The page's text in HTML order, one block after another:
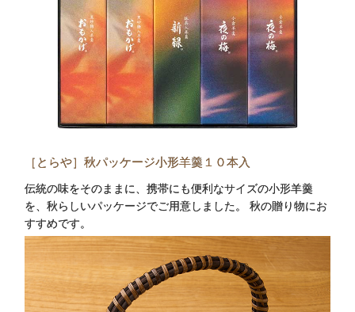
［とらや］秋パッケージ小形羊羹１０本入
伝統の味をそのままに、携帯にも便利なサイズの小形羊羹
を、秋らしいパッケージでご用意しました。 秋の贈り物にお
すすめです。